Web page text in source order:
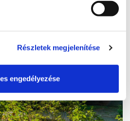
Részletek megjelenítése
engedélyezése